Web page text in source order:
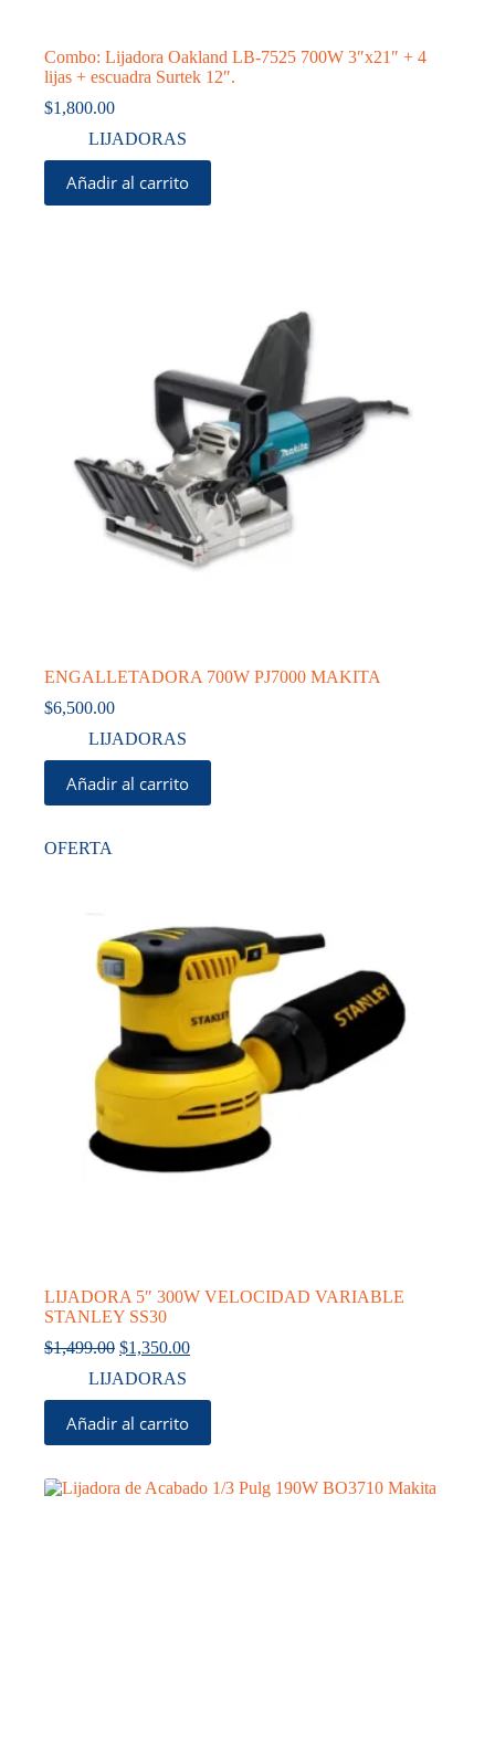
Combo: Lijadora Oakland LB-7525 700W 3″x21″ + 4
lijas + escuadra Surtek 12″.
$1,800.00
LIJADORAS
Añadir al carrito
ENGALLETADORA 700W PJ7000 MAKITA
$6,500.00
LIJADORAS
Añadir al carrito
OFERTA
LIJADORA 5″ 300W VELOCIDAD VARIABLE
STANLEY SS30
$1,499.00 El
original
era:
$1,499.00.
$1,350.00El
es:
LIJADORAS
Añadir al carrito